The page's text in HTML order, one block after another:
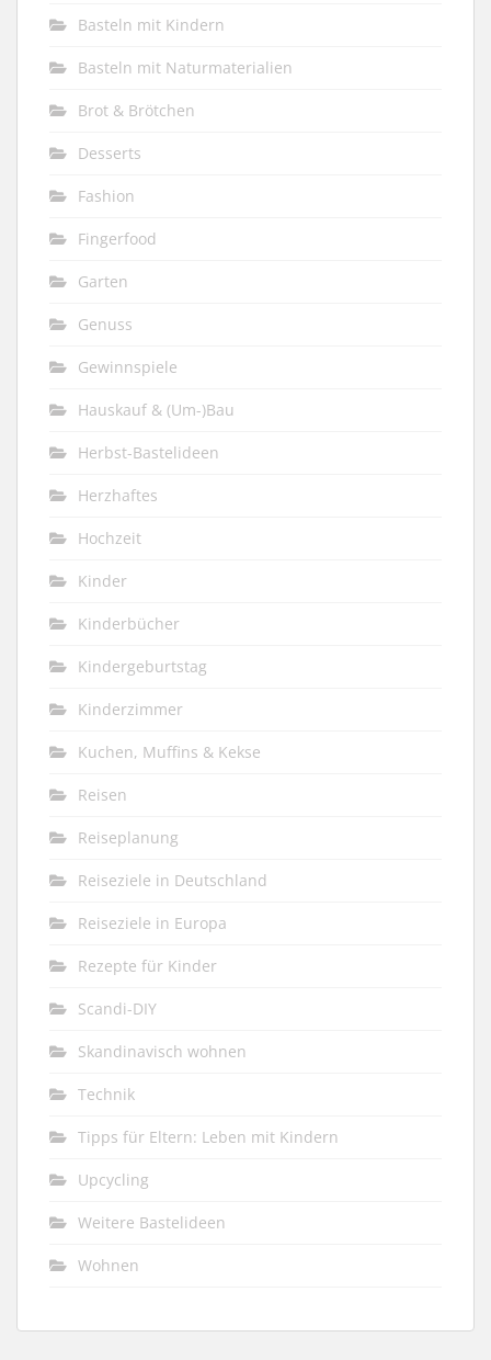
Basteln mit Kindern
Basteln mit Naturmaterialien
Brot & Brötchen
Desserts
Fashion
Fingerfood
Garten
Genuss
Gewinnspiele
Hauskauf & (Um-)Bau
Herbst-Bastelideen
Herzhaftes
Hochzeit
Kinder
Kinderbücher
Kindergeburtstag
Kinderzimmer
Kuchen, Muffins & Kekse
Reisen
Reiseplanung
Reiseziele in Deutschland
Reiseziele in Europa
Rezepte für Kinder
Scandi-DIY
Skandinavisch wohnen
Technik
Tipps für Eltern: Leben mit Kindern
Upcycling
Weitere Bastelideen
Wohnen